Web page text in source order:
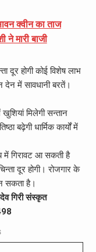
क्वीन का ताज
मारी बाजी
दूर होगी कोई विशेष लाभ
देन में सावधानी बरतें।
खुशियां मिलेगी सन्तान
बढ़ेगी धार्मिक कार्यों में
में गिरावट आ सकती है
दूर होगी। रोजगार के
सकता है।
गिरी संस्कृत